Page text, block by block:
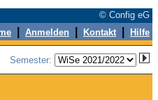
© Config eG
Anmelden Kontakt Hilfe
Semester: